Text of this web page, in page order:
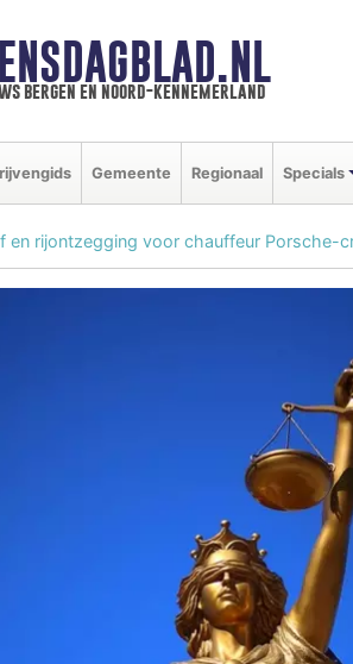
bergen en noord-kennemerland
Gemeente Regionaal Specials
en rijontzegging voor chauffeur Porsche-